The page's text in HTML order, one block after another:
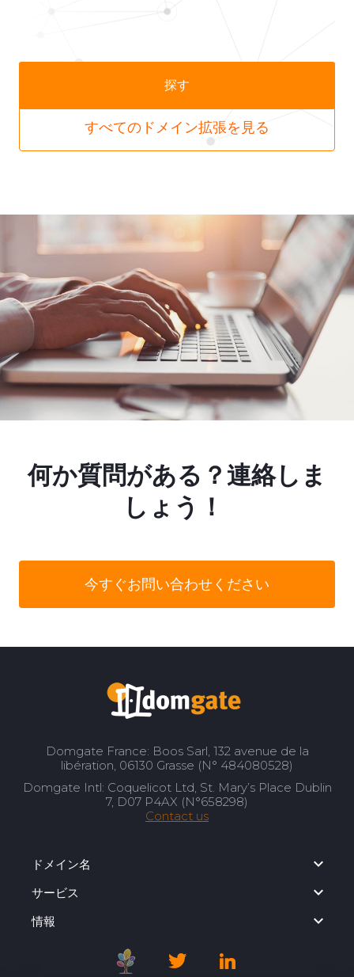
探す
すべてのドメイン拡張を見る
何か質問がある？連絡しま
しょう！
今すぐお問い合わせください
Domgate France: Boos Sarl, 132 avenue de la
libération, 06130 Grasse (N° 484080528)
Domgate Intl: Coquelicot Ltd, St. Mary’s Place Dublin
7, D07 P4AX (N°658298)
Contact us
ドメイン名
サービス
情報